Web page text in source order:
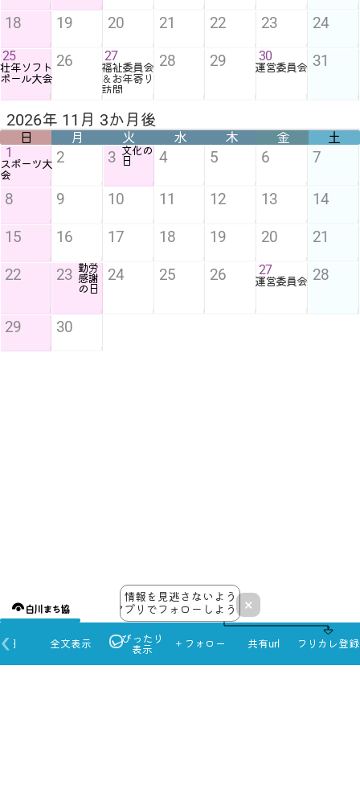
×
情報を見逃さないよう
アプリでフォローしよう！
白川まち協
フリカレ登録
共有url
＋フォロー
ぴったり
表示
全文表示
日
1
スポーツ大
会
2 3 文化の
日
4 5 6 7
8 9 10 11 12 13 14
15 16 17 18 19 20 21
22 23 勤労
感謝
の日
24 25 26 27
運営委員会 28
29 30
2026年 11月 3か月後
日 月 火 水 木 金 土
18 19 20 21 22 23 24
25
壮年ソフト
ボール大会
26 27
福祉委員会
＆お年寄り
訪問
28 29 30
運営委員会 31